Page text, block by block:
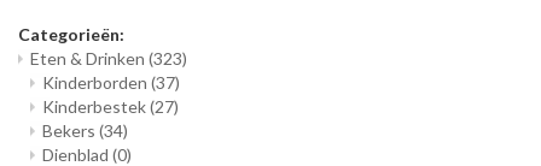
Categorieën:
Eten & Drinken (323)
Kinderborden (37)
Kinderbestek(27)
Bekers (34)
Dienblad (0)